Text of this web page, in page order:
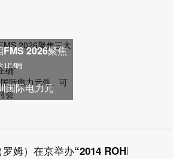
2026聚焦
用
确”
国际电力元
会暨研
姆）在京举办“2014 ROHM科技展”